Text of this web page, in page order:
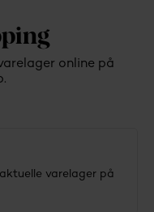
online på
varelager på